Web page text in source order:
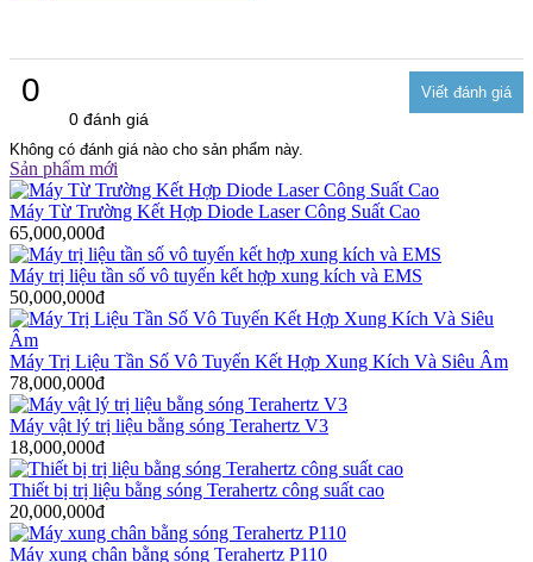
0
0 đánh giá
Không có đánh giá nào cho sản phẩm này.
Sản phẩm mới
Máy Từ Trường Kết Hợp Diode Laser Công Suất Cao
65,000,000đ
Máy trị liệu tần số vô tuyến kết hợp xung kích và EMS
50,000,000đ
Máy Trị Liệu Tần Số Vô Tuyến Kết Hợp Xung Kích Và Siêu Âm
78,000,000đ
Máy vật lý trị liệu bằng sóng Terahertz V3
18,000,000đ
Thiết bị trị liệu bằng sóng Terahertz công suất cao
20,000,000đ
Máy xung chân bằng sóng Terahertz P110